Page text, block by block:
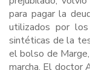
para pagar la
utilizados por
sintéticas de la
el bolso de
marcha. El doctor